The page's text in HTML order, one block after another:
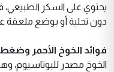
يحتوي على السكر
دون تحلية أو بوضع ملعقة
فوائد الخوخ الأحمر وضغط
الخوخ مصدر للبوتاسيوم،